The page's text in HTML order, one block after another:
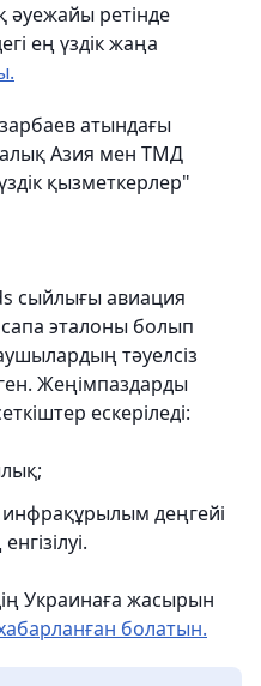
ретінде
ең үздік жаңа
атындағы
Азия мен ТМД
қызметкерлер"
сыйлығы авиация
эталоны болып
тәуелсіз
Жеңімпаздарды
ескеріледі:
деңгейі
Украинаға жасырын
болатын.